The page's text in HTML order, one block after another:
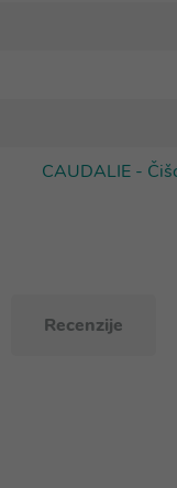
CAUDALIE -
Recenzije